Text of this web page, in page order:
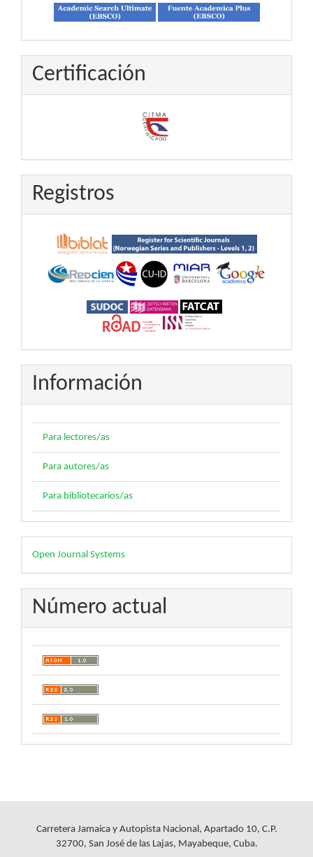
Certificación
Registros
Información
Para lectores/as
Para autores/as
Para bibliotecarios/as
Desarrollado
por
Open Journal Systems
Número actual
Carretera Jamaica y Autopista Nacional, Apartado 10, C.P.
32700, San José de las Lajas, Mayabeque, Cuba.